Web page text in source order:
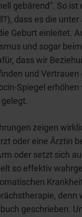
gebärend“. So
dass es die
Geburt einleitet.
und sogar
dass wir
und
Spiegel
zeigen
oder eine Ärztin
oder setzt sich
so effektiv
denn
geschrieben.